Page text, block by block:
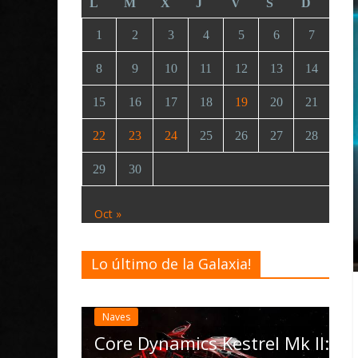
L M X J V S D
1 2 3 4 5 6 7
8 9 10 11 12 13 14
15 16 17 18 19 20 21
22 23 24 25 26 27 28
29 30
Oct »
Lo último de la Galaxia!
Kestrel Mk II:
Noticias
Elite Dangerous
actualización 4.4.0:
las Operations, el